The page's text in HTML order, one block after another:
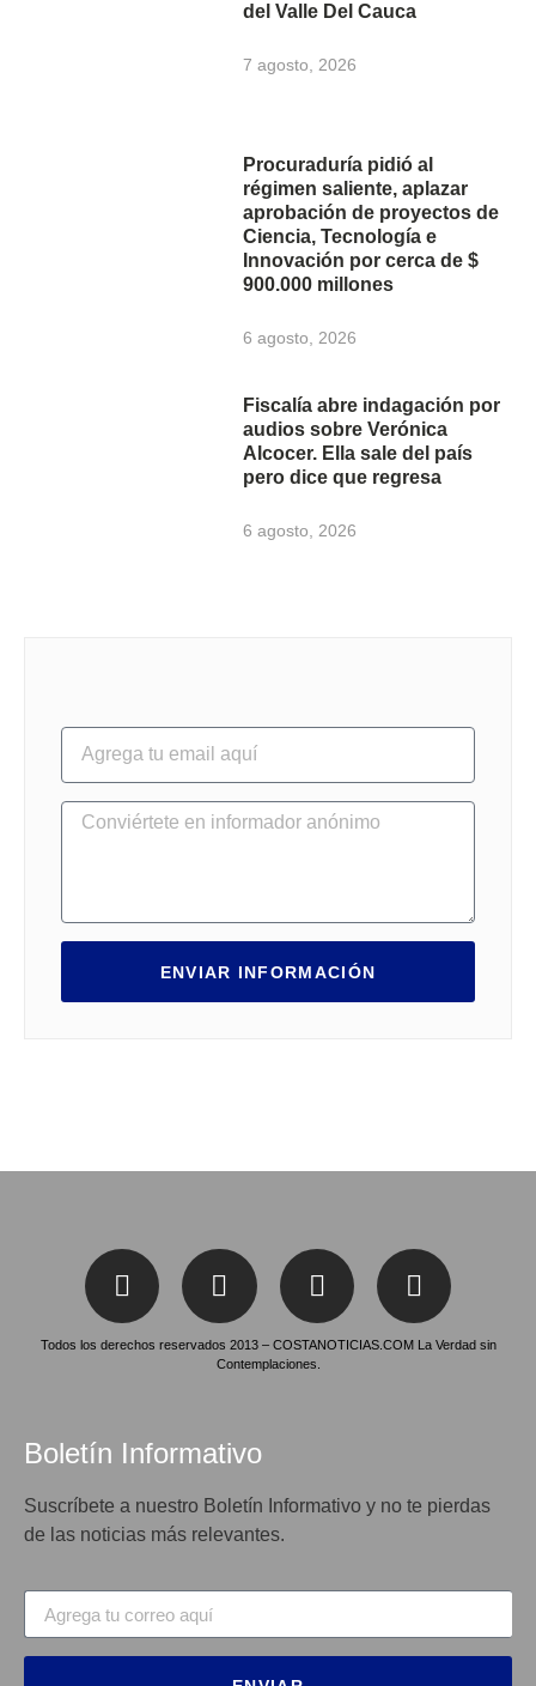
del Valle Del Cauca
7 agosto, 2026
Procuraduría pidió al
régimen saliente, aplazar
aprobación de proyectos de
Ciencia, Tecnología e
Innovación por cerca de $
900.000 millones
6 agosto, 2026
Fiscalía abre indagación por
audios sobre Verónica
Alcocer. Ella sale del país
pero dice que regresa
6 agosto, 2026
ENVIAR INFORMACIÓN
Todos los derechos reservados 2013 – COSTANOTICIAS.COM La Verdad sin
Contemplaciones.
Boletín Informativo
Suscríbete a nuestro Boletín Informativo y no te pierdas
de las noticias más relevantes.